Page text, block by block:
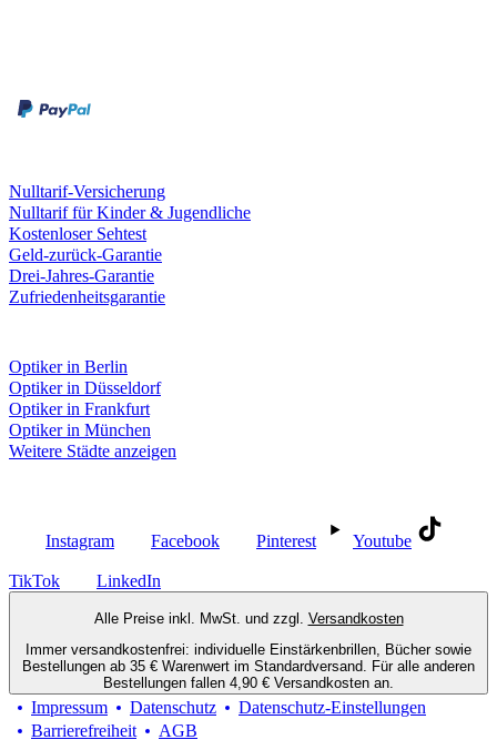
Nulltarif-Versicherung
Nulltarif für Kinder & Jugendliche
Kostenloser Sehtest
Geld-zurück-Garantie
Drei-Jahres-Garantie
Zufriedenheitsgarantie
Optiker in Berlin
Optiker in Düsseldorf
Optiker in Frankfurt
Optiker in München
Weitere Städte anzeigen
Instagram Facebook Pinterest Youtube
TikTok LinkedIn
Alle Preise inkl. MwSt. und zzgl. Versandkosten
Immer versandkostenfrei: individuelle Einstärkenbrillen, Bücher sowie
Bestellungen ab 35 € Warenwert im Standardversand. Für alle anderen
Bestellungen fallen 4,90 € Versandkosten an.
Impressum Datenschutz
Datenschutz-Einstellungen
Barrierefreiheit
AGB